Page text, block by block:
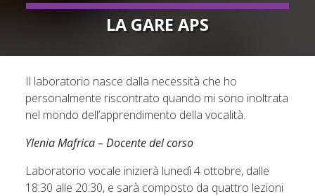
LA GARE APS
Il laboratorio nasce dalla necessità che ho
personalmente riscontrato quando mi sono inoltrata
nel mondo dell’apprendimento della vocalità.
Ylenia Mafrica – Docente del corso
Laboratorio vocale inizierà lunedì 4 ottobre, dalle
18:30 alle 20:30, e sarà composto da quattro lezioni